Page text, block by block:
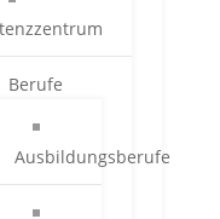
Berufe
Ausbildungsberufe